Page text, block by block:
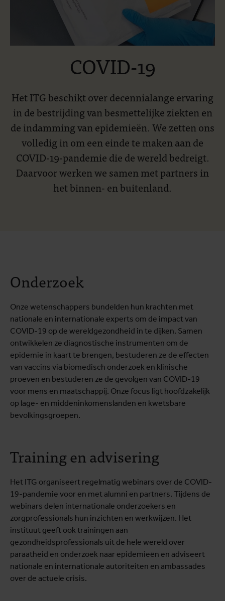
COVID-19
Het ITG beschikt over decennialange ervaring
in de bestrijding van besmettelijke ziekten en
de indamming van epidemieën. We zetten ons
volledig in om een einde te maken aan de
COVID-19-pandemie die de wereld bedreigt.
Daarvoor werken we samen met partners in
het binnen- en buitenland.
Onderzoek
Onze wetenschappers bundelden hun krachten met
nationale en internationale experts om de impact van
COVID-19 op de wereldgezondheid in te dijken. Samen
ontwikkelen ze diagnostische instrumenten om de
epidemie in kaart te brengen, bestuderen ze de effecten
van vaccins via biomedisch onderzoek en klinische
proeven en bestuderen ze de gevolgen van COVID-19
voor mens en maatschappij. Onze focus ligt hoofdzakelijk
op lage- en middeninkomenslanden en kwetsbare
bevolkingsgroepen.
Training en advisering
Het ITG organiseert regelmatig webinars over de COVID-
19-pandemie voor en met alumni en partners. Tijdens de
webinars delen internationale onderzoekers en
zorgprofessionals hun inzichten en werkwijzen. Het
instituut geeft ook trainingen aan
gezondheidsprofessionals uit de hele wereld over
paraatheid en onderzoek naar epidemieën en adviseert
nationale en internationale autoriteiten en ambassades
over de actuele crisis.